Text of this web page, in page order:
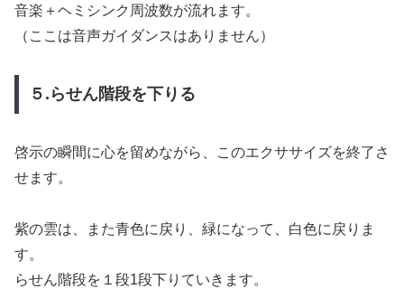
音楽＋ヘミシンク周波数が流れます。
（ここは音声ガイダンスはありません）
５.らせん階段を下りる
啓示の瞬間に心を留めながら、このエクササイズを終了さ
せます。
紫の雲は、また青色に戻り、緑になって、白色に戻りま
す。
らせん階段を１段1段下りていきます。